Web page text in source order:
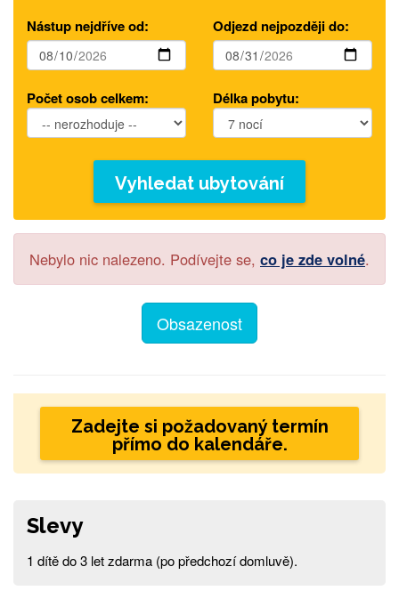
Nástup nejdříve od: Odjezd nejpozději do:
Počet osob celkem: Délka pobytu:
Vyhledat ubytování
Nebylo nic nalezeno. Podívejte se, co je zde volné.
Obsazenost
Zadejte si požadovaný termín
přímo do kalendáře.
Slevy
1 dítě do 3 let zdarma (po předchozí domluvě).